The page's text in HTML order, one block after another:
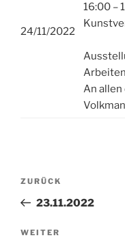
24/11/2022
16:00 –
An allen
Beitragsnavigation
Vorheriger
Beitrag
ZURÜCK
23.11.2022
Nächster
WEITER